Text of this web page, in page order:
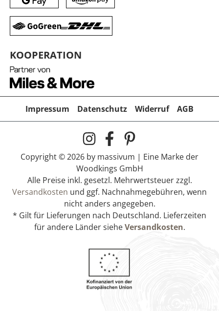
Hocker Corky
KOOPERATION
Impressum Datenschutz Widerruf AGB
Copyright © 2026 by massivum | Eine Marke der
Woodkings GmbH
Alle Preise inkl. gesetzl. Mehrwertsteuer zzgl.
Versandkosten und ggf. Nachnahmegebühren, wenn
nicht anders angegeben.
* Gilt für Lieferungen nach Deutschland. Lieferzeiten
für andere Länder sieheVersandkosten.